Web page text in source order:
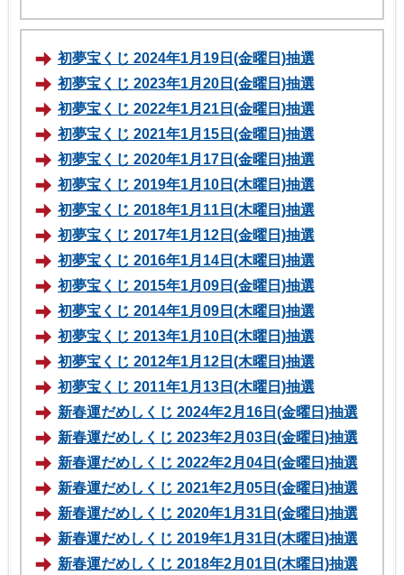
初夢宝くじ 2024年1月19日(金曜日)抽選
初夢宝くじ 2023年1月20日(金曜日)抽選
初夢宝くじ 2022年1月21日(金曜日)抽選
初夢宝くじ 2021年1月15日(金曜日)抽選
初夢宝くじ 2020年1月17日(金曜日)抽選
初夢宝くじ 2019年1月10日(木曜日)抽選
初夢宝くじ 2018年1月11日(木曜日)抽選
初夢宝くじ 2017年1月12日(金曜日)抽選
初夢宝くじ 2016年1月14日(木曜日)抽選
初夢宝くじ 2015年1月09日(金曜日)抽選
初夢宝くじ 2014年1月09日(木曜日)抽選
初夢宝くじ 2013年1月10日(木曜日)抽選
初夢宝くじ 2012年1月12日(木曜日)抽選
初夢宝くじ 2011年1月13日(木曜日)抽選
新春運だめしくじ 2024年2月16日(金曜日)抽選
新春運だめしくじ 2023年2月03日(金曜日)抽選
新春運だめしくじ 2022年2月04日(金曜日)抽選
新春運だめしくじ 2021年2月05日(金曜日)抽選
新春運だめしくじ 2020年1月31日(金曜日)抽選
新春運だめしくじ 2019年1月31日(木曜日)抽選
新春運だめしくじ 2018年2月01日(木曜日)抽選